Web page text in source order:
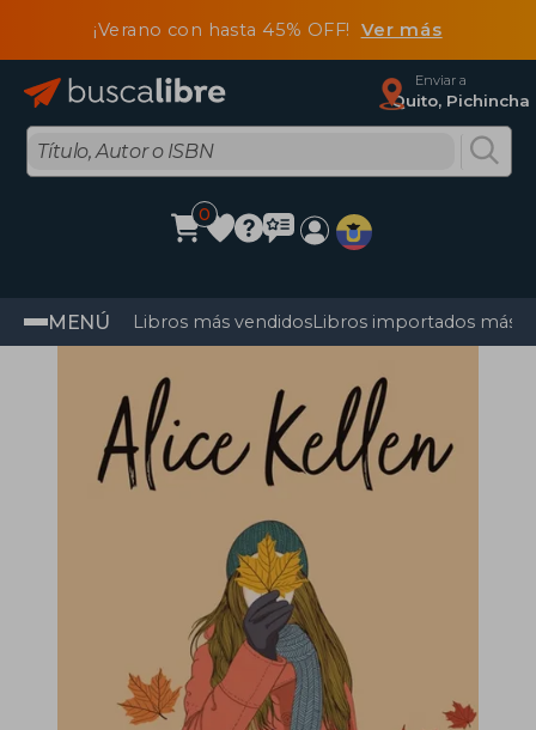
¡Verano con hasta 45% OFF! Ver más
Enviar a
Quito, Pichincha
0
MENÚ Libros más vendidosLibros importados más